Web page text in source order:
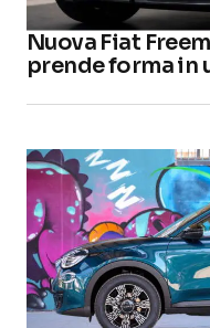
Nuova Fiat
prende forma in